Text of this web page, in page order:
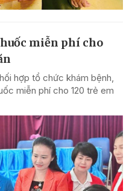
miễn phí cho
hợp tổ chức khám bệnh,
miễn phí cho 120 trẻ em